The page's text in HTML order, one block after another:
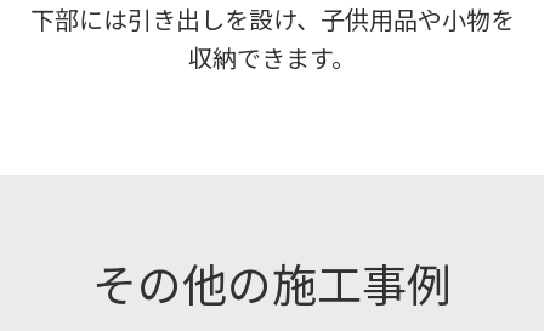
下部には引き出しを設け、子供用品や小物を
収納できます。
その他の施工事例